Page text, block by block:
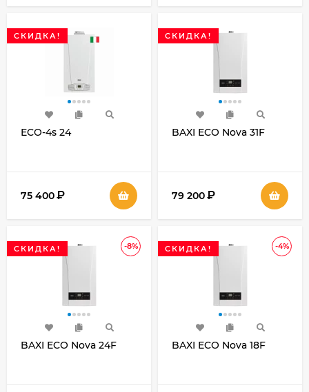
СКИДКА!
ECO-4s 24
75 400₽
СКИДКА!
BAXI ECO Nova 31F
79 200₽
-8%
СКИДКА!
BAXI ECO Nova 24F
-4%
СКИДКА!
BAXI ECO Nova 18F